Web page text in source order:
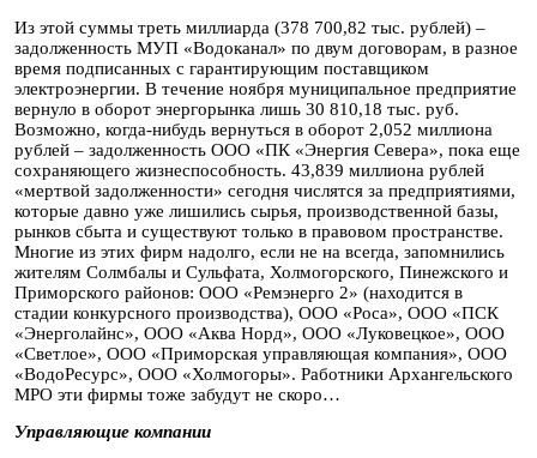
Из этой суммы треть миллиарда (378 700,82 тыс. рублей) –
задолженность МУП «Водоканал» по двум договорам, в разное
время подписанных с гарантирующим поставщиком
электроэнергии. В течение ноября муниципальное предприятие
вернуло в оборот энергорынка лишь 30 810,18 тыс. руб.
Возможно, когда-нибудь вернуться в оборот 2,052 миллиона
рублей – задолженность ООО «ПК «Энергия Севера», пока еще
сохраняющего жизнеспособность. 43,839 миллиона рублей
«мертвой задолженности» сегодня числятся за предприятиями,
которые давно уже лишились сырья, производственной базы,
рынков сбыта и существуют только в правовом пространстве.
Многие из этих фирм надолго, если не на всегда, запомнились
жителям Солмбалы и Сульфата, Холмогорского, Пинежского и
Приморского районов: ООО «Ремэнерго 2» (находится в
стадии конкурсного производства), ООО «Роса», ООО «ПСК
«Энерголайнс», ООО «Аква Норд», ООО «Луковецкое», ООО
«Светлое», ООО «Приморская управляющая компания», ООО
«ВодоРесурс», ООО «Холмогоры». Работники Архангельского
МРО эти фирмы тоже забудут не скоро…
Управляющие компании